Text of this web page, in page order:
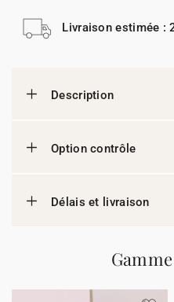
Livraison estimée :
Description
Option contrôle
Délais et livraison